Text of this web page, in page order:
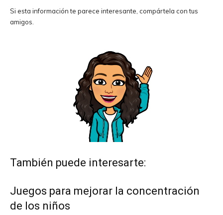
Si esta información te parece interesante, compártela con tus
amigos.
También puede interesarte:
Juegos para mejorar la concentración
de los niños